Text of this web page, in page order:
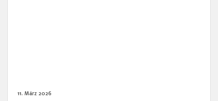
11. März 2026